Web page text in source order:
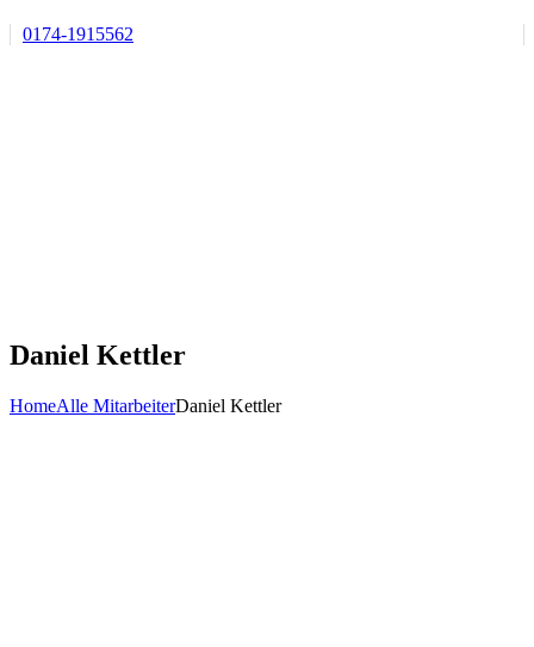
0174-1915562
Daniel Kettler
HomeAlle MitarbeiterDaniel Kettler